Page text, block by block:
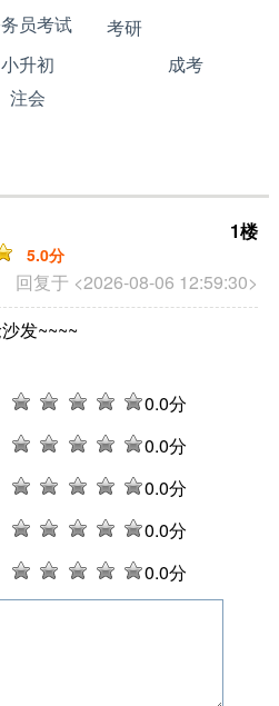
员考试
考研
小升初
成考
注会
回复于 <2026-08-06 12:59:30>
1楼
5.0分
发~~~~
0.0分
0.0分
0.0分
0.0分
0.0分